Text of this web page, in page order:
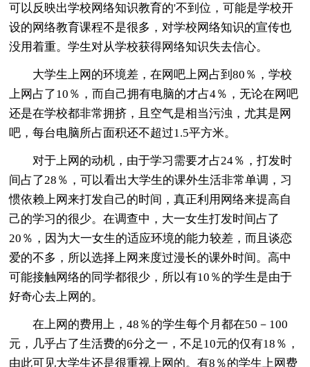
可以反映出学校网络知识教育的'不到位，可能是学校开
设的网络教育课程不是很多，对学校网络知识的宣传也
没用着重。学生对从学校获得网络知识失去信心。
大学生上网的环境差，在网吧上网占到80％，学校
上网占了10％，而自己拥有电脑的才占4％，无论在网吧
还是在学校都非常拥挤，且空气是相当污浊，尤其是网
吧，每台电脑所占面积还不超过1.5平方米。
对于上网的动机，由于学习需要才占24％，打发时
间占了28％，可以看出大学生的课外生活非常单调，习
惯依赖上网来打发自己的时间，真正利用网络来提高自
己的学习的很少。在调查中，大一女生打发时间占了
20％，因为大一女生的适应环境的能力较差，而且谈恋
爱的不多，所以选择上网来度过漫长的课外时间。高中
可能接触网络的同学都很少，所以有10％的学生是由于
好奇心去上网的。
在上网的费用上，48％的学生每个月都在50－100
元，几乎占了生活费的6分之一，不足10元的仅有18％，
由此可见大学生还是很重视上网的。有8％的学生上网费